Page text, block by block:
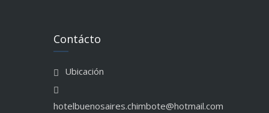
Contácto
Ubicación
hotelbuenosaires.chimbote@hotmail.com